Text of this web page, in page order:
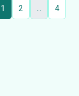
1 2 ... 4